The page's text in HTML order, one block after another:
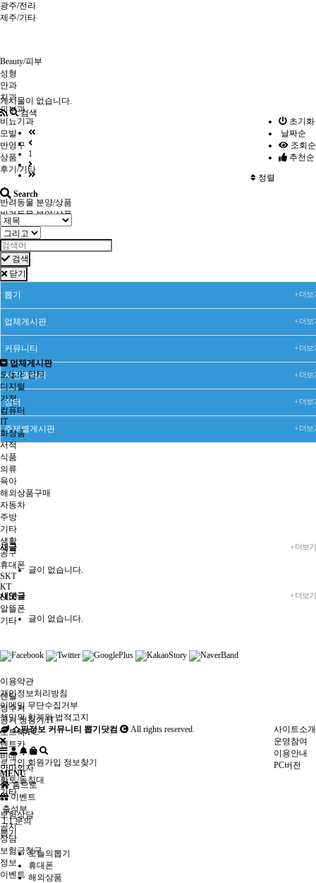
광주/전라
제주/기타
Beauty/피부
성형
안과
치과
피부과
비뇨기과
모발
반영구
상품
후기/기타
반려동물 분양/상품
반려동물 분양/상품
업체게시판
오늘의 업체
디지털
가전
컴퓨터
IT
화장품
서적
식품
의류
육아
해외상품구매
자동차
주방
기타
생활
공구
휴대폰
SKT
KT
LGU +
알뜰폰
기타
렌탈
정수기
공기 청청기/IT
노트북/PC
렌트카
비데
안마의자
황토/돌침대
기타
보험상담
공지
상담
보험금청구
정보
이벤트
게시물이 없습니다.
초기화
날짜순
조회순
추천순
정렬
검색
1
Search
검색
닫기
뽑기 + 더보
업체게시판 + 더보
커뮤니티 + 더보
사진갤러리 + 더보
장터 + 더보
주제별게시판 + 더보
+ 더보기
새글
글이 없습니다.
+ 더보기
새댓글
글이 없습니다.
이용약관
개인정보처리방침
이메일 무단수집거부
책임의 한계와 법적고지
사이트소개
운영참여
이용안내
PC버전
쇼핑정보 커뮤니티 뽑기닷컴 All rights reserved.
로그인 회원가입 정보찾기
MENU
홈으로
이벤트
출석부
1:1 문의
뽑기
오늘의뽑기
휴대폰
해외상품